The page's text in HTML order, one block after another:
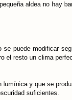
aldea no hay
se puede modificar
el resto un clima
lumínica y que se
suficientes.